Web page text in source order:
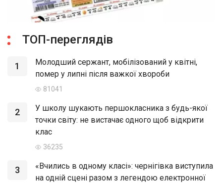
ТОП-переглядів
1
Молодший сержант, мобілізований у квітні,
помер у липні після важкої хвороби
81041
2
У школу шукають першокласника з будь-якої
точки світу: не вистачає одного щоб відкрити
клас
36235
3
«Вчились в одному класі»: чернігівка виступила
на одній сцені разом з легендою електронної